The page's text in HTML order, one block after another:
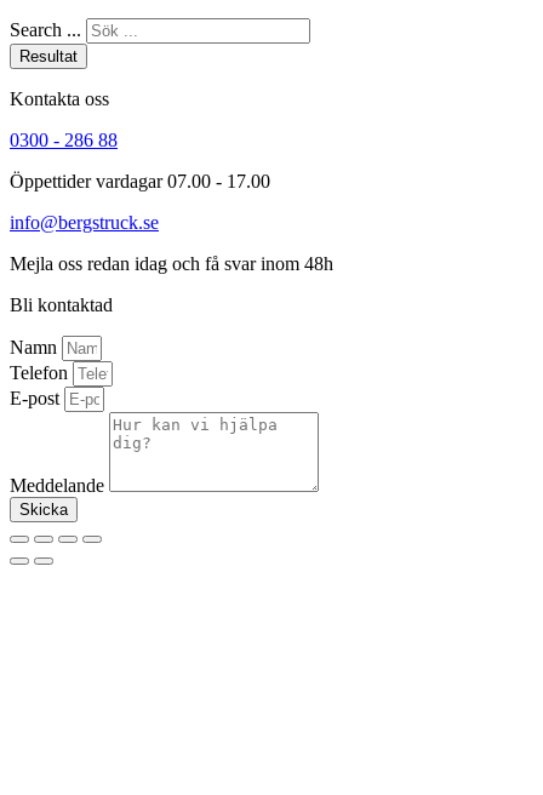
Search ...
Resultat
Kontakta oss
0300 - 286 88
Öppettider vardagar 07.00 - 17.00
info@bergstruck.se
Mejla oss redan idag och få svar inom 48h
Bli kontaktad
Namn
Telefon
E-post
Meddelande
Skicka